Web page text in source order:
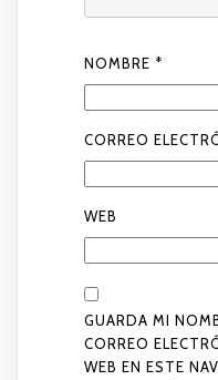
NOMBRE *
CORREO
WEB
GUARDA MI
CORREO
WEB EN ESTE